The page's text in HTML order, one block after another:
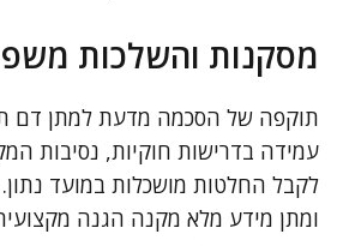
מסקנות והשלכות
תוקפה של הסכמה מדעת למתן דם
עמידה בדרישות חוקיות, נסיבות
לקבל החלטות מושכלות במועד
ומתן מידע מלא מקנה הגנה